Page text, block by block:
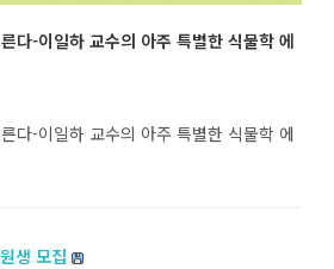
다-이일하 교수의 아주 특별한 식물학 에
다-이일하 교수의 아주 특별한 식물학 에
생 모집